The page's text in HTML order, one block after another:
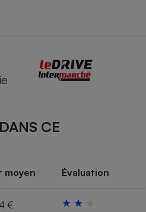
CE
moyen Évaluation
€
Cafetière à expressos
Robot ménager